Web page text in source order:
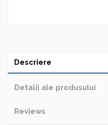
Descriere
Detalii ale produsului
Reviews